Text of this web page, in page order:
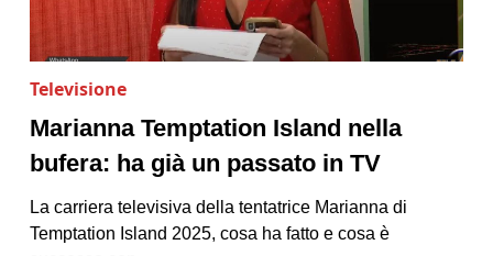
Televisione
Marianna Temptation Island nella
bufera: ha già un passato in TV
La carriera televisiva della tentatrice Marianna di
Temptation Island 2025, cosa ha fatto e cosa è